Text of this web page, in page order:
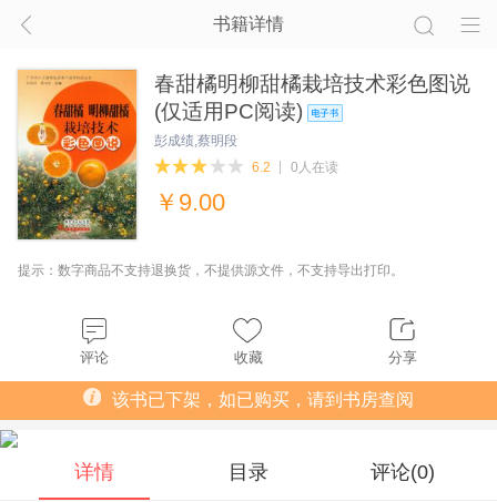
书籍详情
春甜橘明柳甜橘栽培技术彩色图说
(仅适用PC阅读)
彭成绩,蔡明段
6.2
0人在读
￥ 9.00
提示：数字商品不支持退换货，不提供源文件，不支持导出打印。
评论 收藏 分享
该书已下架，如已购买，请到书房查阅
详情 目录 评论(0)